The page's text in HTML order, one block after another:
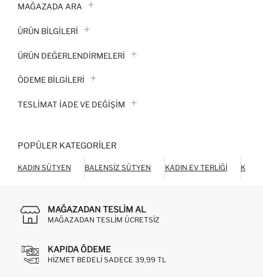
MAĞAZADA ARA
ÜRÜN BILGILERI
ÜRÜN DEĞERLENDİRMELERİ
ÖDEME BİLGİLERİ
TESLIMAT İADE VE DEĞIŞIM
POPÜLER KATEGORILER
KADIN SÜTYEN BALENSIZ SÜTYEN KADIN EV TERLIĞI
MAĞAZADAN TESLIM AL
MAĞAZADAN TESLIM ÜCRETSIZ
KAPIDA ÖDEME
HIZMET BEDELI SADECE 39,99 TL